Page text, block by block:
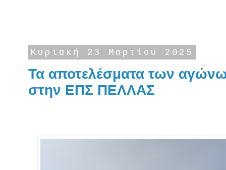
Κυριακή 23 Μαρτίου 2025
Τα αποτελέσματα των
στην ΕΠΣ ΠΕΛΛΑΣ